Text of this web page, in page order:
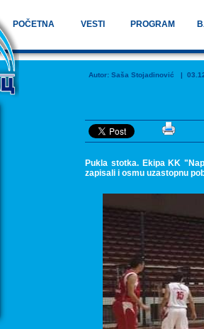
POČETNA VESTI PROGRAM
Autor: Saša Stojadinović |
Pukla stotka. Ekipa KK
zapisali i osmu uzastopnu